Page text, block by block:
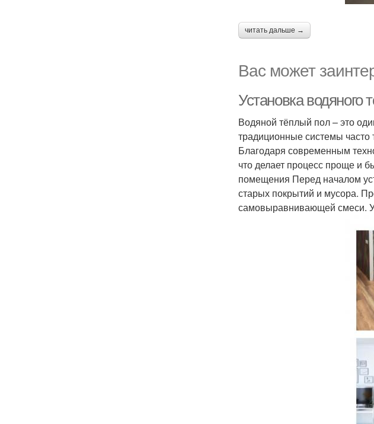
читать дальше →
Вас может
Установка водяного
Водяной тёплый пол – это
традиционные системы часто
Благодаря современным
что делает процесс проще и
помещения Перед началом
старых покрытий и мусора.
самовыравнивающей смеси.